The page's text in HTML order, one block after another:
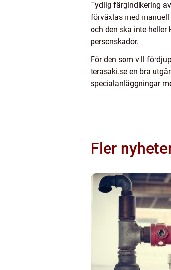
Tydlig färgindikering
förväxlas med
och den ska inte
personskador.
För den som vill
terasaki.se en bra
specialanläggningar
Fler